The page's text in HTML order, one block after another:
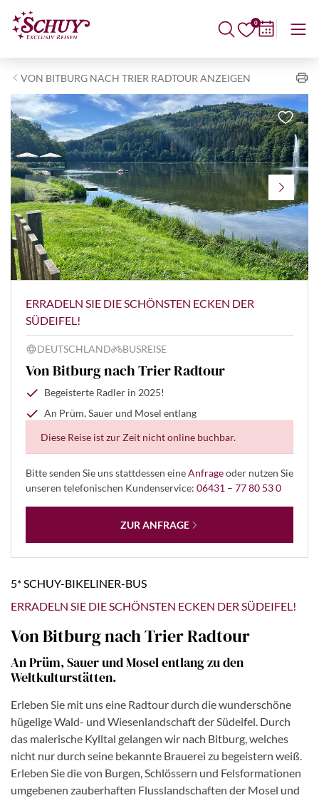
0
VON BITBURG NACH TRIER RADTOUR ANZEIGEN
ERRADELN SIE DIE SCHÖNSTEN ECKEN DER
SÜDEIFEL!
DEUTSCHLAND BUSREISE
Von Bitburg nach Trier Radtour
Begeisterte Radler in 2025!
An Prüm, Sauer und Mosel entlang
Diese Reise ist zur Zeit nicht online buchbar.
Bitte senden Sie uns stattdessen eineAnfrageoder nutzen Sie
unseren telefonischen Kundenservice: 06431 – 77 80 53 0
ZUR ANFRAGE
5* SCHUY-BIKELINER-BUS
ERRADELN SIE DIE SCHÖNSTEN ECKEN DER SÜDEIFEL!
Von Bitburg nach Trier Radtour
An Prüm, Sauer und Mosel entlang zu den
Weltkulturstätten.
Erleben Sie mit uns eine Radtour durch die wunderschöne
hügelige Wald- und Wiesenlandschaft der Südeifel. Durch
das malerische Kylltal gelangen wir nach Bitburg, welches
nicht nur durch seine bekannte Brauerei zu begeistern weiß.
Erleben Sie die von Burgen, Schlössern und Felsformationen
umgebenen zauberhaften Flusslandschaften der Mosel und